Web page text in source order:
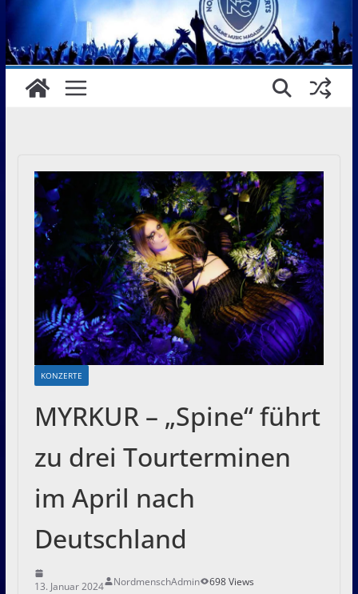
KONZERTE
MYRKUR – „Spine“ führt
zu drei Tourterminen
im April nach
Deutschland
13. Januar 2024 NordmenschAdmin
698 Views